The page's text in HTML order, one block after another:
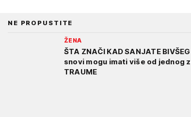
NE PROPUSTITE
ŽENA
ŠTA ZNAČI KAD SANJATE
snovi mogu imati više od jednog
TRAUME